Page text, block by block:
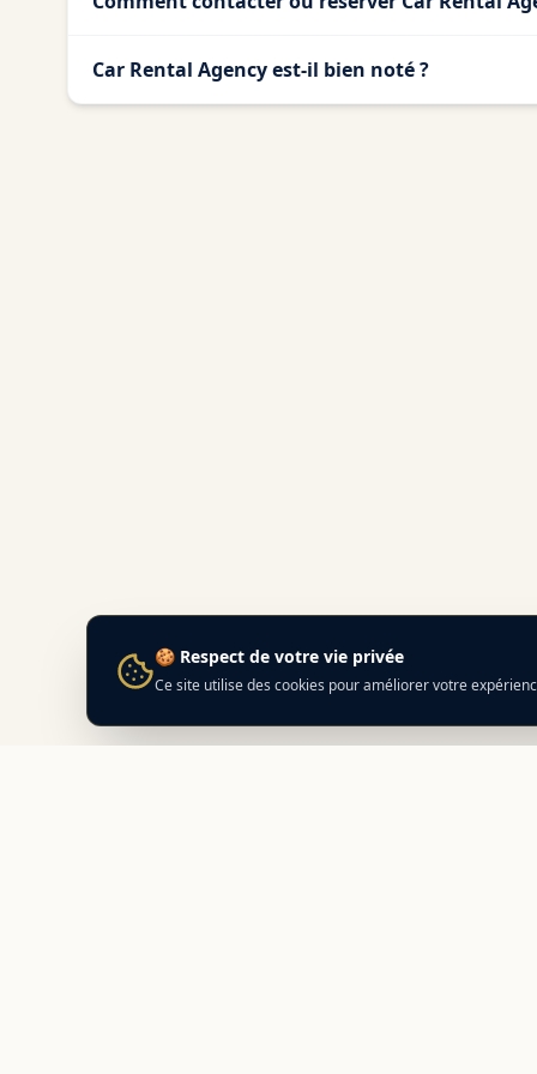
Car Rental Agency est-il bien noté ?
🍪 Respect de votre vie privée
Ce site utilise des cookies pour améliorer votre